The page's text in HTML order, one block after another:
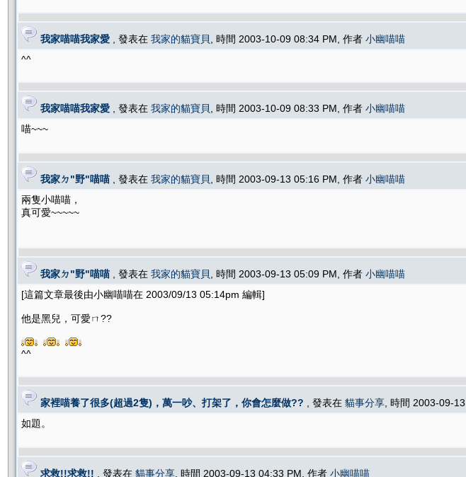
我家喵喵我家愛 , 發表在 我家的貓寶貝 , 時間 2003-10-09 08:34 PM, 作者 小幽喵喵
^^
我家喵喵我家愛 , 發表在 我家的貓寶貝 , 時間 2003-10-09 08:33 PM, 作者 小幽喵喵
喵~~~
我家ㄉ"野"喵喵 , 發表在 我家的貓寶貝 , 時間 2003-09-13 05:16 PM, 作者 小幽喵喵
兩隻小喵喵，
真可愛~~~~~
我家ㄉ"野"喵喵 , 發表在 我家的貓寶貝 , 時間 2003-09-13 05:09 PM, 作者 小幽喵喵
[這篇文章最後由小幽喵喵在 2003/09/13 05:14pm 編輯]
他是黑兒，可愛ㄇ??
^^
家裡喵養了很多(超過2隻)，萬一吵、打架了，你會怎麼做?? , 發表在 貓事分享 , 時間 2003-09-
如題。
求救!!求救!! , 發表在 貓事分享 , 時間 2003-09-13 04:33 PM, 作者 小幽喵喵